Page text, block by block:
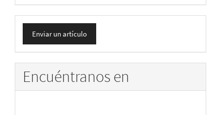
Enviar
un
artículo
Enviar un artículo
Encuéntranos en